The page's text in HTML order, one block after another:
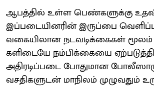
ஆபத்​தில் உள்ள பெண்​களுக்கு
இப்​படை​யினரின் இருப்பை
வகையி​லான நடவடிக்​கைகள்
களிடையே நம்​பிக்​கையை ஏற்​படுத்​தி,
அதிரடிப்​படை போது​மான
வசதி​களு​டன் மாநிலம் முழு​வதும்